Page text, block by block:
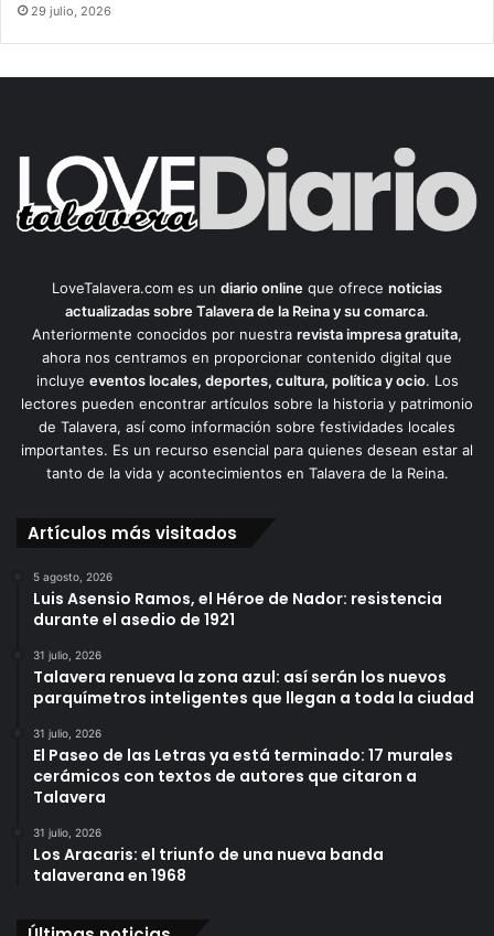
29 julio, 2026
LoveTalavera.com es un diario online que ofrece noticias
actualizadas sobre Talavera de la Reina y su comarca.
Anteriormente conocidos por nuestra revista impresa gratuita,
ahora nos centramos en proporcionar contenido digital que
incluye eventos locales, deportes, cultura, política y ocio. Los
lectores pueden encontrar artículos sobre la historia y patrimonio
de Talavera, así como información sobre festividades locales
importantes. Es un recurso esencial para quienes desean estar al
tanto de la vida y acontecimientos en Talavera de la Reina.
Artículos más visitados
5 agosto, 2026
Luis Asensio Ramos, el Héroe de Nador: resistencia
durante el asedio de 1921
31 julio, 2026
Talavera renueva la zona azul: así serán los nuevos
parquímetros inteligentes que llegan a toda la ciudad
31 julio, 2026
El Paseo de las Letras ya está terminado: 17 murales
cerámicos con textos de autores que citaron a
Talavera
31 julio, 2026
Los Aracaris: el triunfo de una nueva banda
talaverana en 1968